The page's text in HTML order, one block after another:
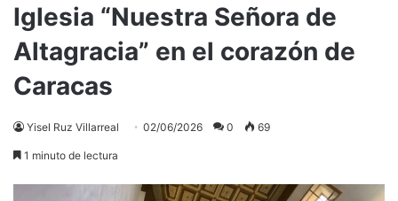
Iglesia “Nuestra Señora de
Altagracia” en el corazón de
Caracas
Yisel Ruz Villarreal 02/06/2026 0 69
1 minuto de lectura